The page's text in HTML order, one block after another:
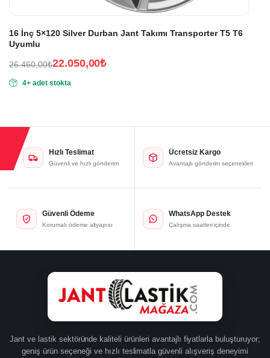
16 İnç 5×120 Silver Durban Jant Takımı Transporter T5 T6
Uyumlu
26.460,00₺
fiyat:
22.050,00₺
andaki
4+ adet stokta
Hızlı Teslimat
Güvenli ve hızlı gönderim
Ücretsiz Kargo
Avantajlı gönderim seçenekleri
Güvenli Ödeme
Korumalı ödeme altyapısı
WhatsApp Destek
Çalışma saatleri içinde
Jant ve lastik sektöründe kaliteli ürünleri avantajlı fiyatlarla buluşturuyor;
geniş ürün seçeneği ve hızlı teslimatla güvenli alışveriş deneyimi